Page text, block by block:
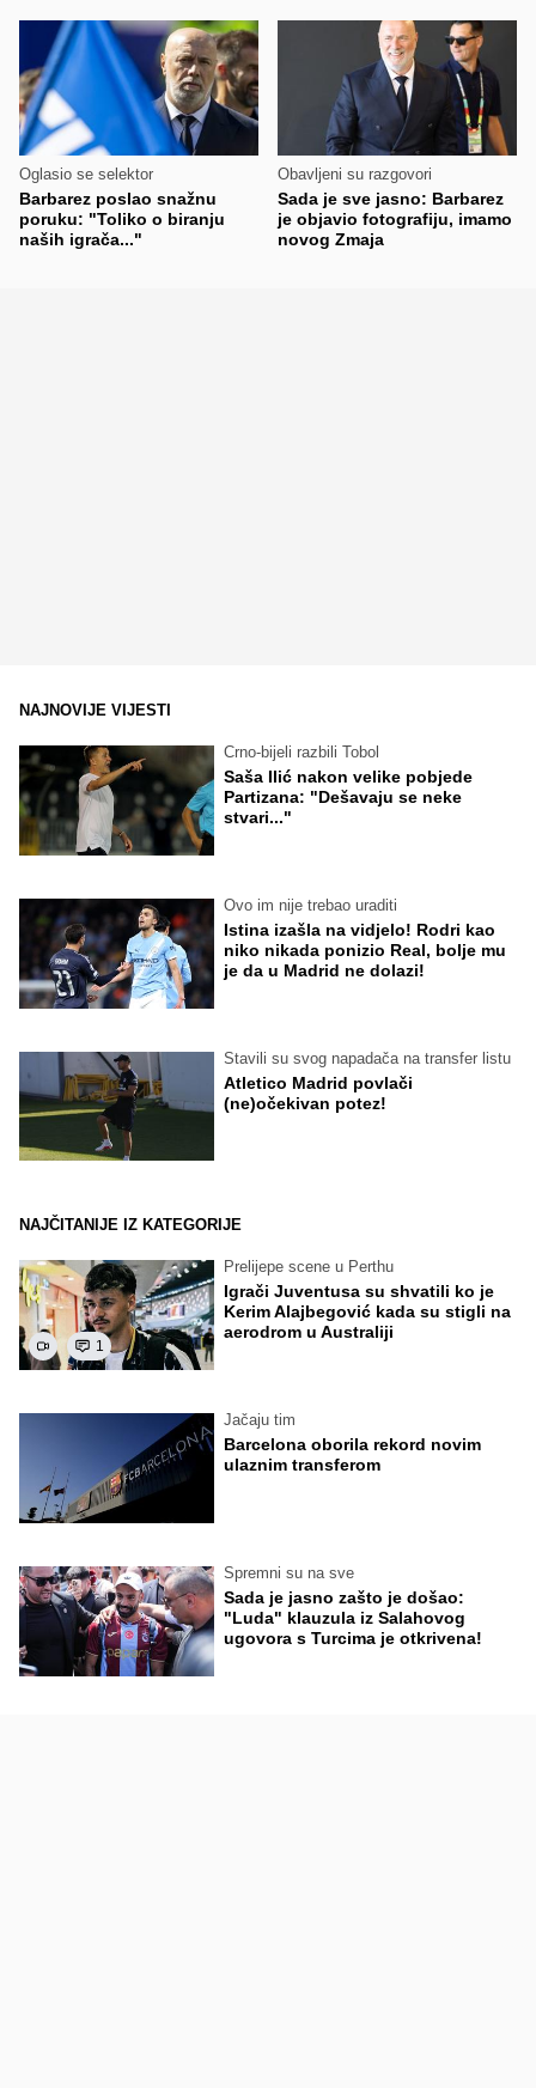
Oglasio se selektor
Barbarez poslao snažnu
poruku: "Toliko o biranju
naših igrača..."
Obavljeni su razgovori
Sada je sve jasno: Barbarez
je objavio fotografiju, imamo
novog Zmaja
NAJNOVIJE VIJESTI
Crno-bijeli razbili Tobol
Saša Ilić nakon velike pobjede
Partizana: "Dešavaju se neke
stvari..."
Ovo im nije trebao uraditi
Istina izašla na vidjelo! Rodri kao
niko nikada ponizio Real, bolje mu
je da u Madrid ne dolazi!
Stavili su svog napadača na transfer listu
Atletico Madrid povlači
(ne)očekivan potez!
NAJČITANIJE IZ KATEGORIJE
1
Prelijepe scene u Perthu
Igrači Juventusa su shvatili ko je
Kerim Alajbegović kada su stigli na
aerodrom u Australiji
Jačaju tim
Barcelona oborila rekord novim
ulaznim transferom
Spremni su na sve
Sada je jasno zašto je došao:
"Luda" klauzula iz Salahovog
ugovora s Turcima je otkrivena!